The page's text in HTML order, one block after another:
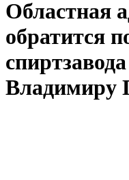
Областная
обратится
Владимиру